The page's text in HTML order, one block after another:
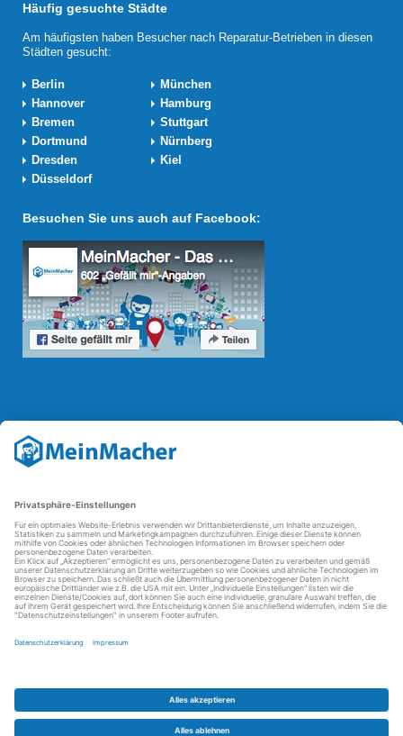
Häufig gesuchte Städte
Am häufigsten haben Besucher nach Reparatur-Betrieben in diesen
Städten gesucht:
Berlin
München
Hannover
Hamburg
Bremen
Stuttgart
Dortmund
Nürnberg
Dresden
Kiel
Düsseldorf
Besuchen Sie uns auch auf Facebook:
Reparatur Revolution
Mit derReparatur-Revolution
Reparaturbedingungen in Deutschland: Für Produkte, die sich gut
reparierenden Betriebe und des Reparatur-Know-hows in
Deutschland.
Weitere Informationen
FAQ - häufig gestellte Fragen
Partner werden
Über uns
Datenschutz
Barrierefreiheit
Partnerportal